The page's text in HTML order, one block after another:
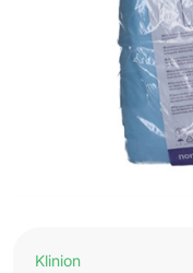
Klinion